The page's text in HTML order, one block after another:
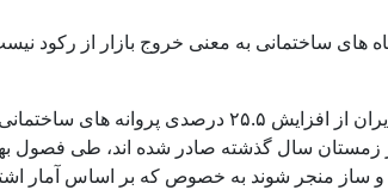
های ساختمانی به معنی خروج بازار از رکود
در زمستان سال گذشته صادر شده اند، طی فصول